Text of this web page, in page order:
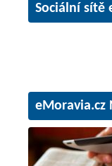
Sociální sítě
eMoravia.cz